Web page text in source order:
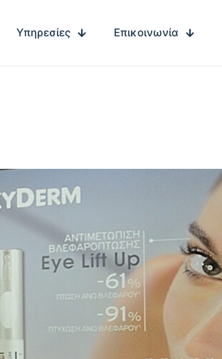
Υπηρεσίες Επικοινωνία